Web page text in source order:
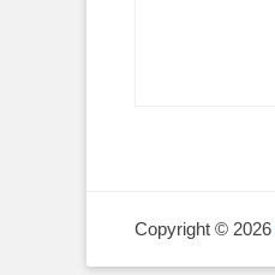
Copyright © 2026